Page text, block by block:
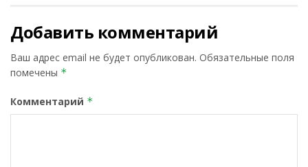
Добавить комментарий
Ваш адрес email не будет опубликован. Обязательные поля
помечены *
Комментарий *